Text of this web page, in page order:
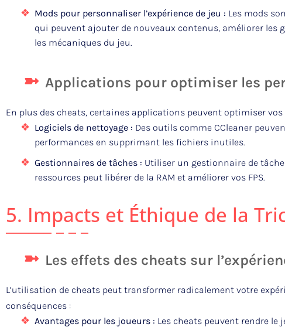
Mods pour personnaliser l’expérience de jeu : Les mods
qui peuvent ajouter de nouveaux contenus, améliorer les
les mécaniques du jeu.
Applications pour optimiser les
En plus des cheats, certaines applications peuvent optimiser vos
Logiciels de nettoyage : Des outils comme CCleaner
performances en supprimant les fichiers inutiles.
Gestionnaires de tâches : Utiliser un gestionnaire de
ressources peut libérer de la RAM et améliorer vos FPS.
5. Impacts et Éthique de la
Les effets des cheats sur
L’utilisation de cheats peut transformer radicalement votre
conséquences :
Avantages pour les joueurs : Les cheats peuvent rendre